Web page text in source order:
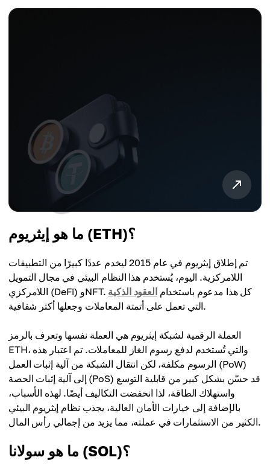
ما هو إيثريوم (ETH)؟
تم إطلاق إيثريوم في عام 2015 ليخدم عددًا كبيرًا من التطبيقات
اللامركزية. اليوم، يُستخدم هذا النظام البيئي في مجال التمويل
اللامركزي (DeFi) وNFT. كل هذا مدعوم باستخدام العقود الذكية
التي تعمل على أتمتة المعاملات وجعلها أكثر شفافية.
العملة الرقمية لشبكة إيثريوم هي العملة نفسها وتعرف بالرمز
ETH، والتي تُستخدم لدفع رسوم الغاز للمعاملات. تم اعتبار هذه
الرسوم مكلفة، لكن انتقال الشبكة من آلية إثبات العمل (PoW)
إلى آلية إثبات الحصة (PoS) قد حسّن بشكل كبير من قابلية التوسع
واستهلاك الطاقة، لذا انخفضت التكاليف أيضًا. لهذه الأسباب،
بالإضافة إلى خيارات الأمان العالية، يجذب نظام إيثريوم البيئي
الكثير من الاستثمارات في عملته، مما يزيد من إجمالي رأس المال.
ما هو سولانا (SOL)؟